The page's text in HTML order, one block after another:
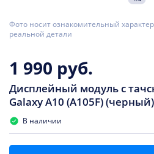
Фото носит ознакомительный
реальной детали
1 990 руб.
Дисплейный модуль с
Galaxy A10 (A105F)
В наличии